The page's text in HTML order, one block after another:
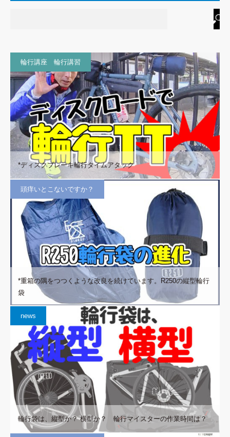
輪行講座 輪行講習
*ディスクブレーキ輪行タイムアタック
頭痒いとこないですか？
*重箱の隅をつつくような改良を続けています。R250の縦型輪行
袋
news
輪行袋は、縦型か？ 横型か？ 輪行マイスターの作業時間は？